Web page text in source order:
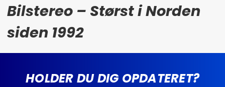
Bilstereo – Størst i Norden
siden 1992
HOLDER DU DIG OPDATERET?